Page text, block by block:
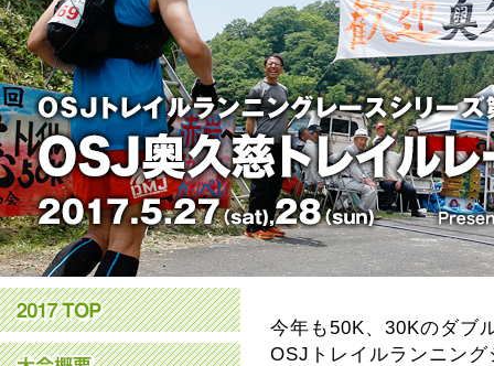
今年も50K、30Kのダブ
OSJトレイルランニン